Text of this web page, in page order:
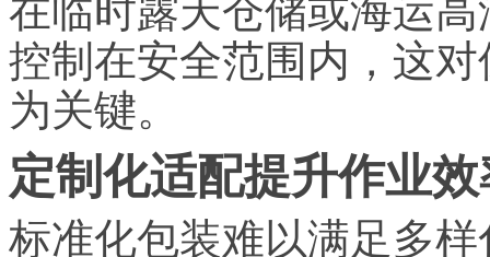
在临时露天仓储或海运
控制在安全范围内，这
为关键。
定制化适配提升作业效
标准化包装难以满足多